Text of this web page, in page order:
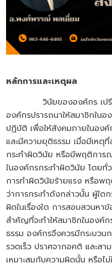
หลักการและเหตุผล
วินัยขององค์กร เปรียบ
องค์กรปรารถนาให้สมาชิกใน
ปฏิบัติ เพื่อให้สังคมภายในอง
และมีความยุติธรรม เมื่อมีเหตุ
กระทำผิดวินัย หรือมีพฤติการ
ในองค์กรกระทำผิดวินัย โดย
การทำผิดวินัยร้ายแรง หรือพ
ว่าการกระทำดังกล่าวนั้น ผู้ใด
ผิดในเรื่องใด การสอบสวนหา
สำคัญที่จะทำให้สมาชิกในองค์
ธรรม องค์กรจึงควรมีกระบว
รวดเร็ว ปราศจากอคติ และส
เหมาะสมกับความผิดนั้น หรือไ